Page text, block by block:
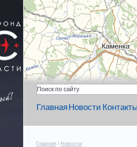
Главная Новости Контакты
Главная / Новости